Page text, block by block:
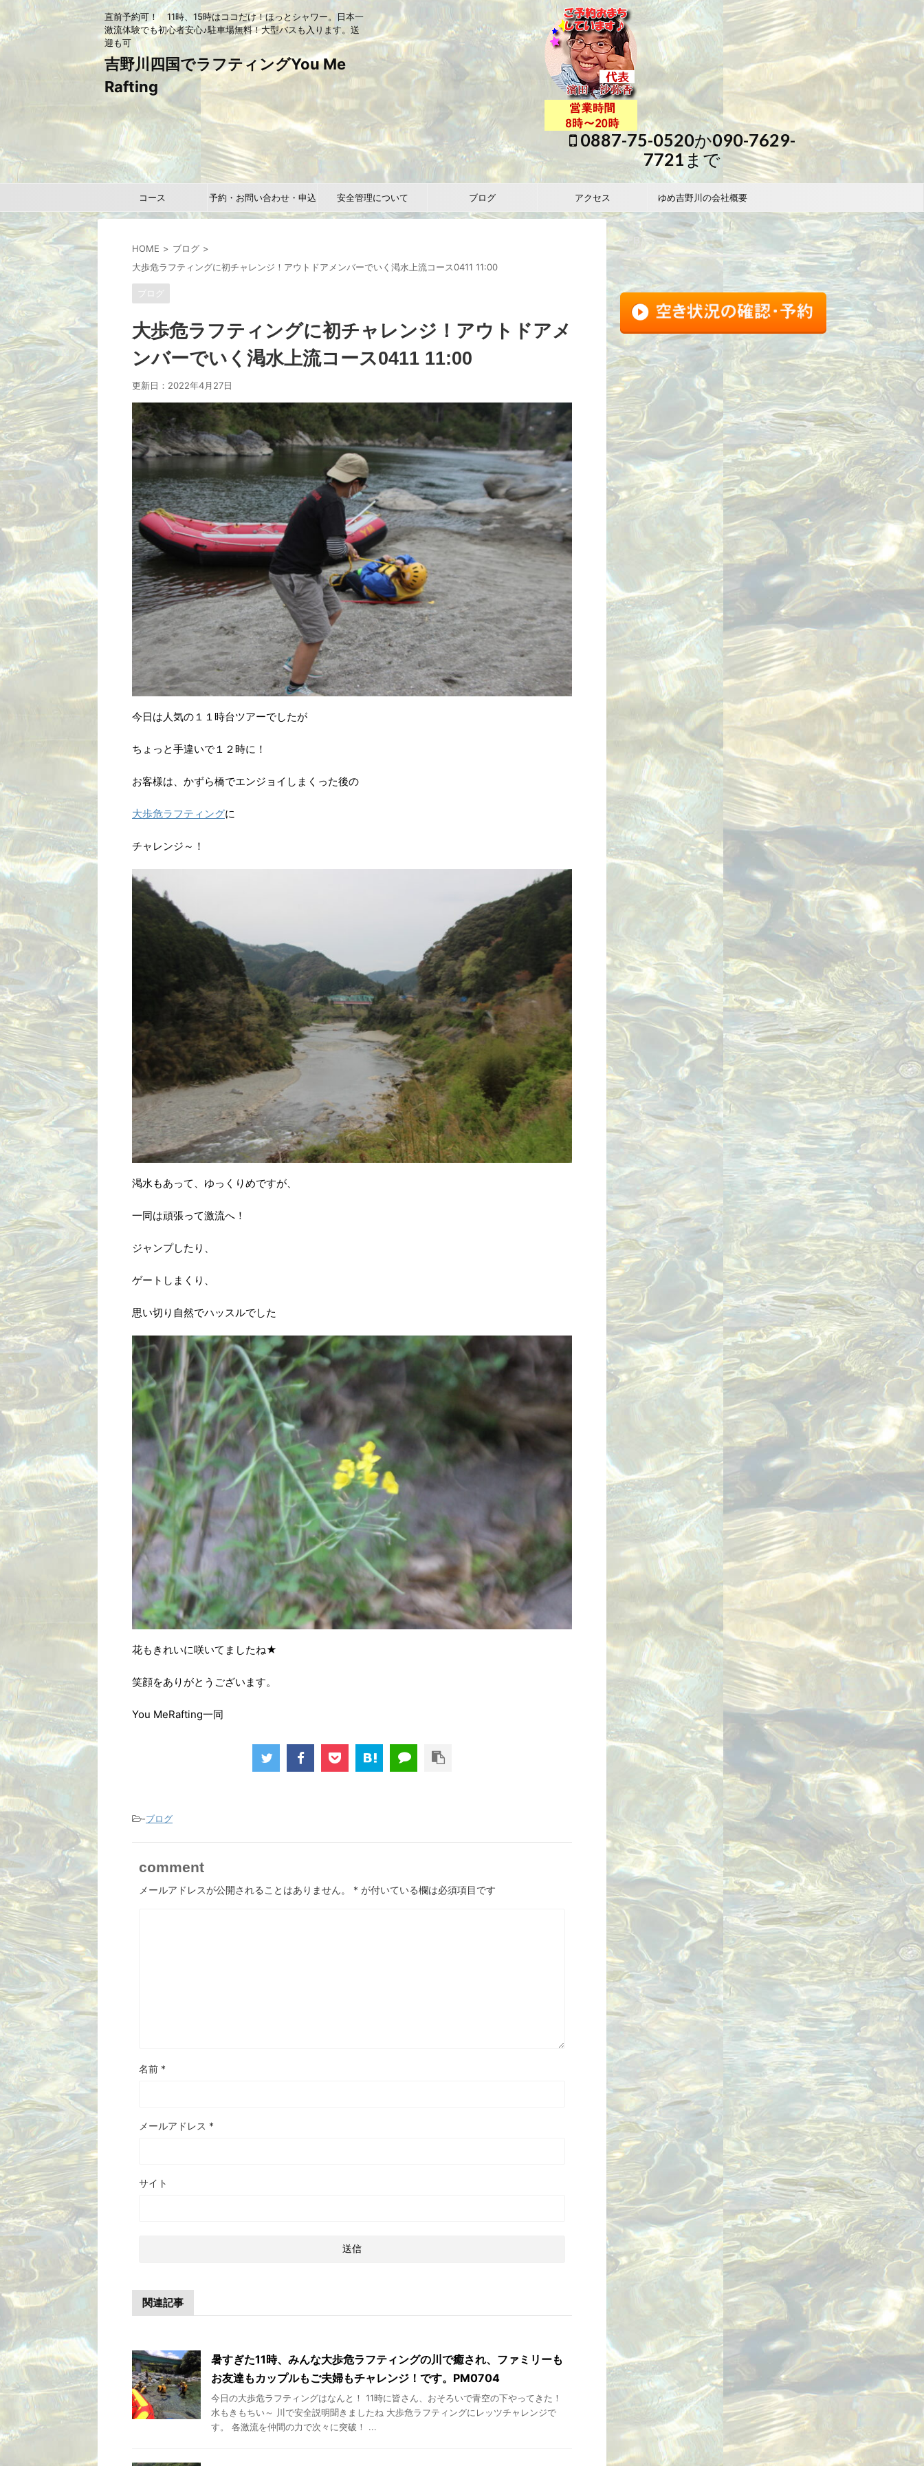
直前予約可！ 11時、15時はココだけ！ほっとシャワー。日本一
激流体験でも初心者安心♪駐車場無料！大型バスも入ります。送
迎も可
吉野川四国でラフティングYou Me
Rafting
0887-75-0520か090-7629-
7721まで
コース 予約・お問い合わせ・申込 安全管理について ブログ アクセス ゆめ吉野川の会社概要
HOME
ブログ
大歩危ラフティングに初チャレンジ！アウトドアメンバーでいく渇水上流コース0411 11:00
ブログ
大歩危ラフティングに初チャレンジ！アウトドアメ
ンバーでいく渇水上流コース0411 11:00
更新日： 2022年4月27日
今日は人気の１１時台ツアーでしたが
ちょっと手違いで１２時に！
お客様は、かずら橋でエンジョイしまくった後の
大歩危ラフティングに
チャレンジ～！
渇水もあって、ゆっくりめですが、
一同は頑張って激流へ！
ジャンプしたり、
ゲートしまくり、
思い切り自然でハッスルでした
花もきれいに咲いてましたね★
笑顔をありがとうございます。
You MeRafting一同
-ブログ
comment
メールアドレスが公開されることはありません。 * が付いている欄は必須項目です
名前 *
メールアドレス *
サイト
関連記事
暑すぎた11時、みんな大歩危ラフティングの川で癒され、ファミリーも
お友達もカップルもご夫婦もチャレンジ！です。PM0704
今日の大歩危ラフティングはなんと！ 11時に皆さん、おそろいで青空の下やってきた！
水もきもちい～ 川で安全説明聞きましたね 大歩危ラフティングにレッツチャレンジで
す。 各激流を仲間の力で次々に突破！ ...
FB